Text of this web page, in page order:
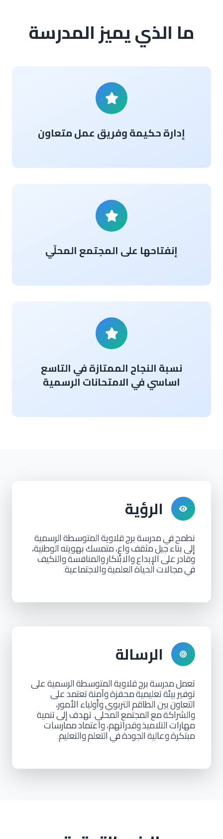
ما الذي يميز المدرسة
إدارة حكيمة وفريق عمل متعاون
إنفتاحها على المجتمع المحلّي
نسبة النجاح الممتازة في التاسع
اساسي في الامتحانات الرسمية
الرؤية
نطمحفي مدرسةبرجقلاويةالمتوسطةالرسمية
إلى بناءجيلمثقفواعٍ،متمسكبهويتهالوطنية،
وقادرعلىالإبداعوالابتكاروالمنافسةوالتكيف
في مجالاتالحياةالعلميةوالاجتماعية.
الرسالة
تعملمدرسةبرجقلاويةالمتوسطةالرسميةعلى
توفيربيئةتعليميةمحفزةوآمنةتعتمدعلى
التعاونبينالطاقمالتربويوأولياءالأمور،
والشراكةمعالمجتمعالمحلي .تهدفإلىتنمية
مهاراتالتلاميذوقدراتهم،واعتمادممارسات
مبتكرةوعاليةالجودةفي التعلموالتعليم.